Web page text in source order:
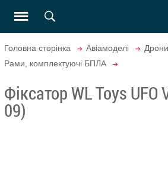
Головна сторінка Авіамоделі
Рами, комплектуючі БПЛА
Фіксатор WL Toys UFO
09)